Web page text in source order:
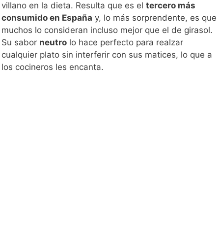
villano en la dieta. Resulta que es el tercero más
consumido en España y, lo más sorprendente, es que
muchos lo consideran incluso mejor que el de girasol.
Su sabor neutro lo hace perfecto para realzar
cualquier plato sin interferir con sus matices, lo que a
los cocineros les encanta.